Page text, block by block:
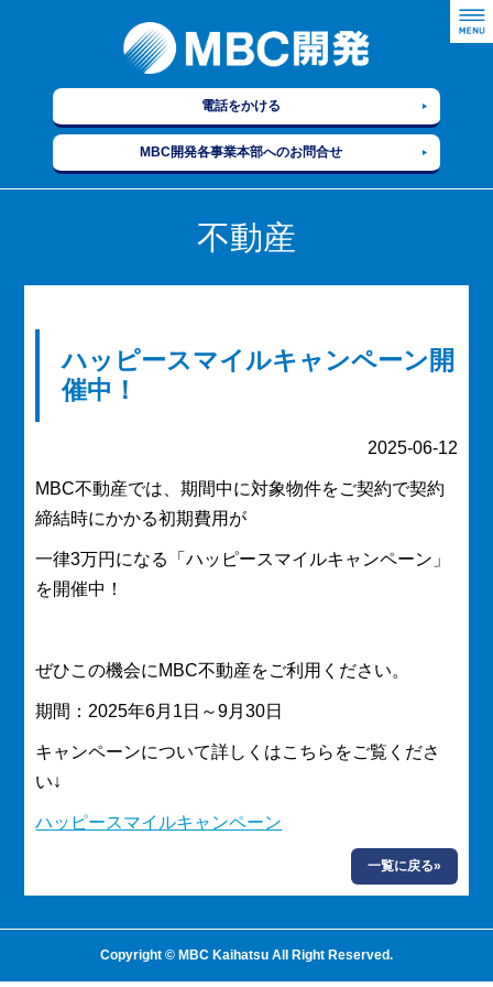
電話をかける
MBC開発各事業本部へのお問合せ
不動産
ハッピースマイルキャンペーン開
催中！
2025-06-12
MBC不動産では、期間中に対象物件をご契約で契約
締結時にかかる初期費用が
一律3万円になる「ハッピースマイルキャンペーン」
を開催中！
ぜひこの機会にMBC不動産をご利用ください。
期間：2025年6月1日～9月30日
キャンペーンについて詳しくはこちらをご覧くださ
い↓
ハッピースマイルキャンペーン
一覧に戻る»
Copyright © MBC Kaihatsu All Right Reserved.